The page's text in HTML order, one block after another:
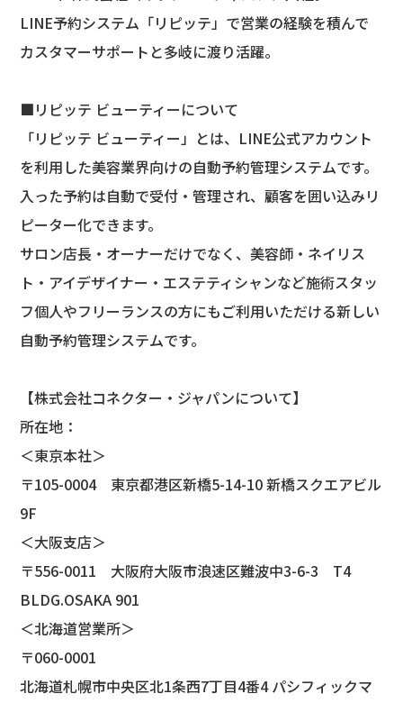
LINE予約システム「リピッテ」で営業の経験を積んで
カスタマーサポートと多岐に渡り活躍。
■リピッテ ビューティーについて
「リピッテ ビューティー」とは、LINE公式アカウント
を利用した美容業界向けの自動予約管理システムです。
入った予約は自動で受付・管理され、顧客を囲い込みリ
ピーター化できます。
サロン店長・オーナーだけでなく、美容師・ネイリス
ト・アイデザイナー・エステティシャンなど施術スタッ
フ個人やフリーランスの方にもご利用いただける新しい
自動予約管理システムです。
【株式会社コネクター・ジャパンについて】
所在地：
＜東京本社＞
〒105-0004 東京都港区新橋5-14-10 新橋スクエアビル
9F
＜大阪支店＞
〒556-0011 大阪府大阪市浪速区難波中3-6-3 T4
BLDG.OSAKA 901
＜北海道営業所＞
〒060-0001
北海道札幌市中央区北1条西7丁目4番4 パシフィックマ